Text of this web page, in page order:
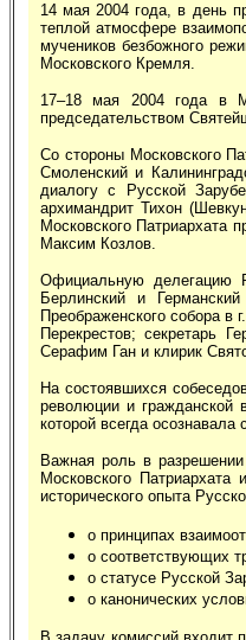
14 мая 2004 года, в день
теплой атмосфере
мучеников безбожного
Московского Кремля.
17–18 мая 2004 года в
председательством
Со стороны Московского
Смоленский и
диалогу с Русской
архимандрит Тихон
Московского Патриархата
Максим Козлов.
Официальную делегацию
Берлинский и
Преображенского собора в
Перекрестов; секретарь
Серафим Ган и клирик
На состоявшихся
революции и гражданской
которой всегда
Важная роль в
Московского
исторического опыта
о принципах
о соответствующих
о статусе Русской
о канонических